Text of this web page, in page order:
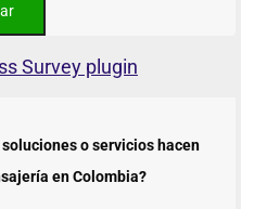
Survey plugin
o servicios hacen
en Colombia?